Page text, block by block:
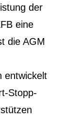
der
eine
die AGM
entwickelt
Stopp-